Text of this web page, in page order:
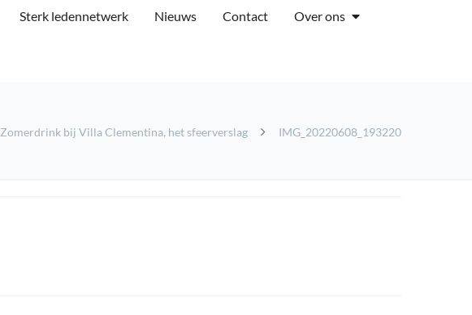
Sterk ledennetwerk Nieuws Contact Over ons
Zomerdrink bij Villa Clementina, het sfeerverslag IMG_20220608_193220